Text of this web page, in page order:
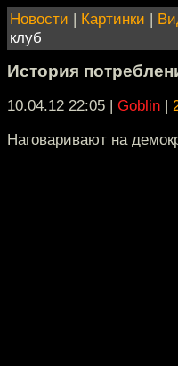
Новости | Картинки |
клуб
История
10.04.12 22:05 | Goblin |
Наговаривают на